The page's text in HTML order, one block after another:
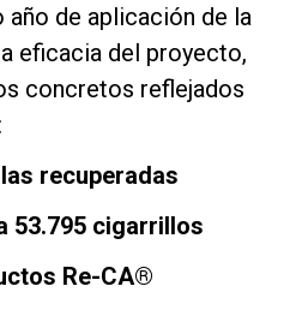
año de aplicación de la
eficacia del proyecto,
concretos reflejados
recuperadas
53.795 cigarrillos
Re-CA®